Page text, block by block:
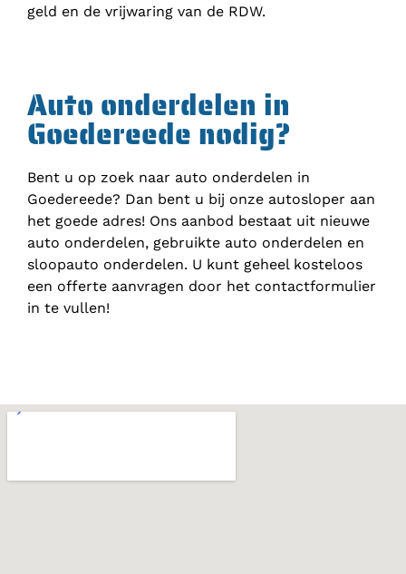
geld en de vrijwaring van de RDW.
Auto onderdelen in
Goedereede nodig?
Bent u op zoek naar auto onderdelen in
Goedereede? Dan bent u bij onze autosloper aan
het goede adres! Ons aanbod bestaat uit nieuwe
auto onderdelen, gebruikte auto onderdelen en
sloopauto onderdelen. U kunt geheel kosteloos
een offerte aanvragen door het contactformulier
in te vullen!